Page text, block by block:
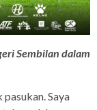
Sembilan dalam
Saya